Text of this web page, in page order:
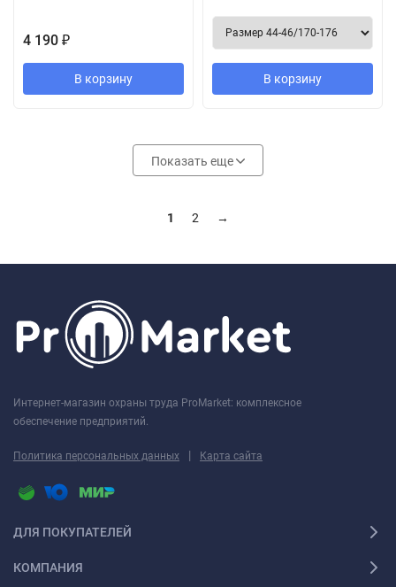
4 190 ₽
В корзину В корзину
Показать еще
1 2 →
Интернет-магазин охраны труда ProMarket: комплексное
обеспечение предприятий.
Политика персональных данных | Карта сайта
ДЛЯ ПОКУПАТЕЛЕЙ
КОМПАНИЯ